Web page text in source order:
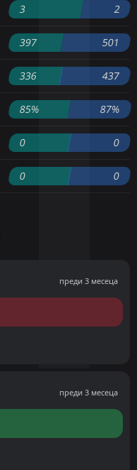
3 2
397 501
336 437
85% 87%
0 0
0 0
преди 3 месеца
преди 3 месеца